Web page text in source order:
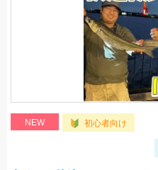
NEW 初心者向け